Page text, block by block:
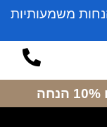
משמעותיות